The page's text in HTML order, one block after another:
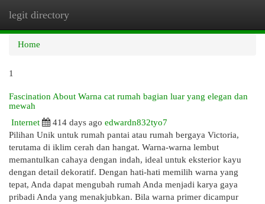
legit directory
Home
1
Fascination About Warna cat rumah bagian luar yang elegan dan
mewah
Internet
414 days ago edwardn832tyo7
Pilihan Unik untuk rumah pantai atau rumah bergaya Victoria,
terutama di iklim cerah dan hangat. Warna-warna lembut
memantulkan cahaya dengan indah, ideal untuk eksterior kayu
dengan detail dekoratif. Dengan hati-hati memilih warna yang
tepat, Anda dapat mengubah rumah Anda menjadi karya gaya
pribadi Anda yang menakjubkan. Bila warna primer dicampur